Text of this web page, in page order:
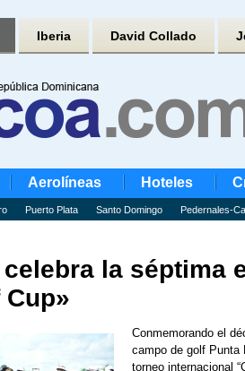
Iberia David Collado
Aerolíneas Hoteles
Puerto Plata Santo Domingo Pedernales-
celebra la séptima
Cup»
Conmemorando el
campo de golf Punta
torneo internacional